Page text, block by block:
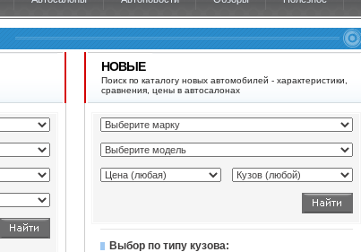
НОВЫЕ
Поиск по каталогу новых автомобилей - характеристики,
сравнения, цены в автосалонах
Выбор по типу кузова: